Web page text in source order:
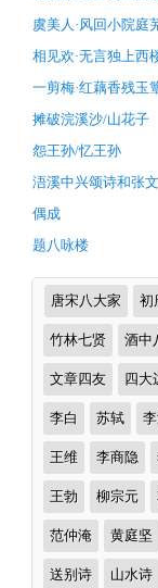
注
释
翻
译
（完）-
古
诗
文
推
荐
虞美人·风回小院庭
相见欢·无言独上西
一剪梅·红藕香残玉
摊破浣溪沙/山花子
怨王孙/忆王孙
浯溪中兴颂诗和张
偶成
题八咏楼
诗
词
分
类
唐宋八大家 初
竹林七贤 酒中
文章四友 四大
李白 苏轼
王维 李商隐
王勃 柳宗元
范仲淹 黄庭坚
送别诗 山水诗